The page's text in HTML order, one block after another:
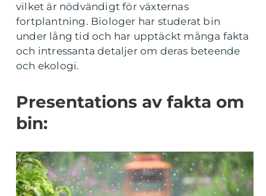
vilket är nödvändigt för växternas
fortplantning. Biologer har studerat bin
under lång tid och har upptäckt många fakta
och intressanta detaljer om deras beteende
och ekologi.
Presentations av fakta om
bin: